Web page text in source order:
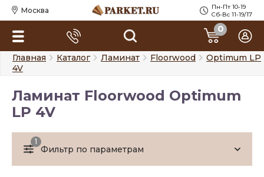
Москва
Пн-Пт 10-19
Сб-Вс 11-19/17
0
Главная Каталог Ламинат Floorwood
Optimum LP
4V
Ламинат Floorwood Optimum
LP 4V
1
Фильтр по параметрам